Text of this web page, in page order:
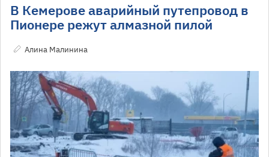
В Кемерове аварийный путепровод в
Пионере режут алмазной пилой
Алина Малинина